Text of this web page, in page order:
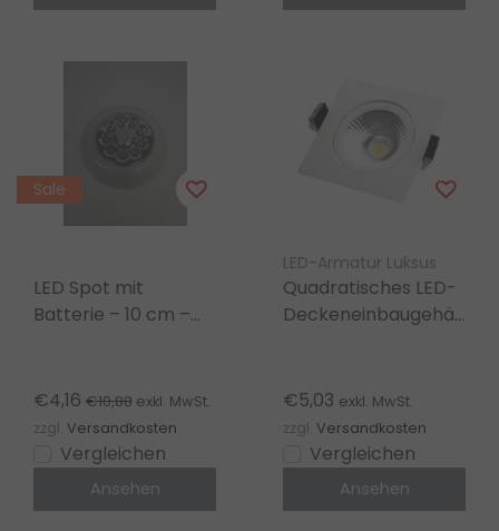
Sale
LED Spot mit
Batterie – 10 cm –
€4,16 €10,88 exkl. MwSt.
zzgl. Versandkosten
Vergleichen
Ansehen
LED-Armatur Luksus
Quadratisches LED-
Deckeneinbaugehäuse
LGZWARTBA-D
€5,03 exkl. MwSt.
zzgl. Versandkosten
Vergleichen
Ansehen